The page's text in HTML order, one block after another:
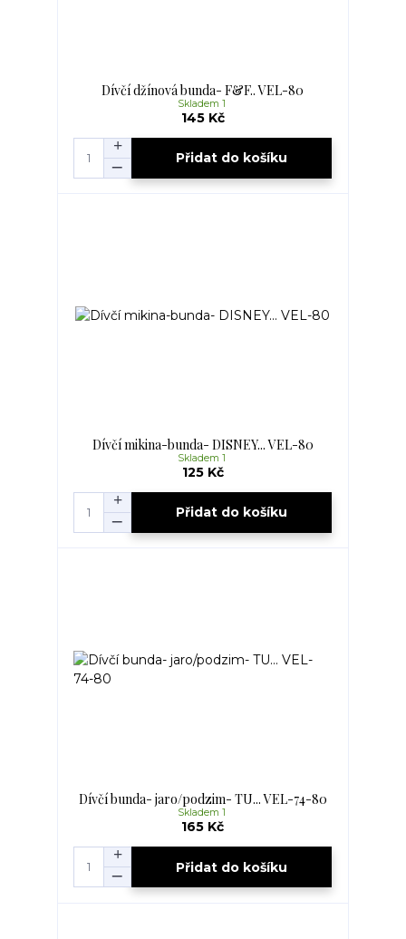
Dívčí džínová bunda- F&F.. VEL-80
145 Kč
Skladem 1
Přidat do košíku
Dívčí mikina-bunda- DISNEY... VEL-80
125 Kč
Skladem 1
Přidat do košíku
Dívčí bunda- jaro/podzim- TU... VEL-74-80
165 Kč
Skladem 1
Přidat do košíku